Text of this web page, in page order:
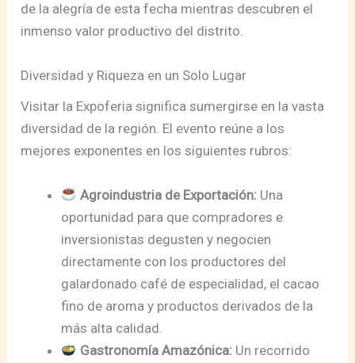
de la alegría de esta fecha mientras descubren el
inmenso valor productivo del distrito.
Diversidad y Riqueza en un Solo Lugar
Visitar la Expoferia significa sumergirse en la vasta
diversidad de la región. El evento reúne a los
mejores exponentes en los siguientes rubros:
Agroindustria de Exportación: Una
oportunidad para que compradores e
inversionistas degusten y negocien
directamente con los productores del
galardonado café de especialidad, el cacao
fino de aroma y productos derivados de la
más alta calidad.
Gastronomía Amazónica: Un recorrido